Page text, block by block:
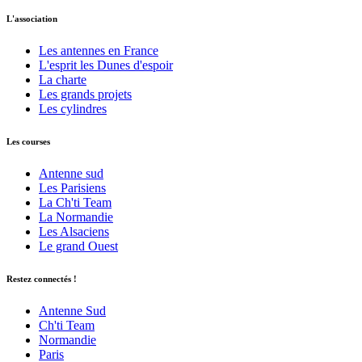
L'association
Les antennes en France
L'esprit les Dunes d'espoir
La charte
Les grands projets
Les cylindres
Les courses
Antenne sud
Les Parisiens
La Ch'ti Team
La Normandie
Les Alsaciens
Le grand Ouest
Restez connectés !
Antenne Sud
Ch'ti Team
Normandie
Paris